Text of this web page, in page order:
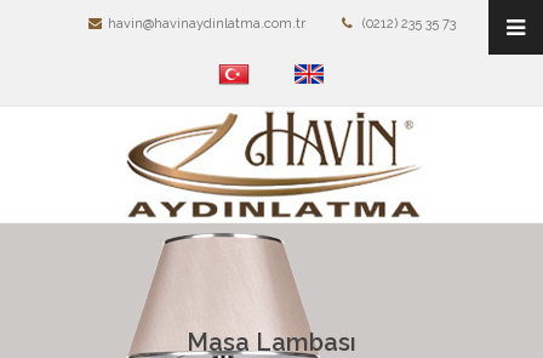
havin@havinaydinlatma.com.tr (0212) 235 35 73
Masa Lambası